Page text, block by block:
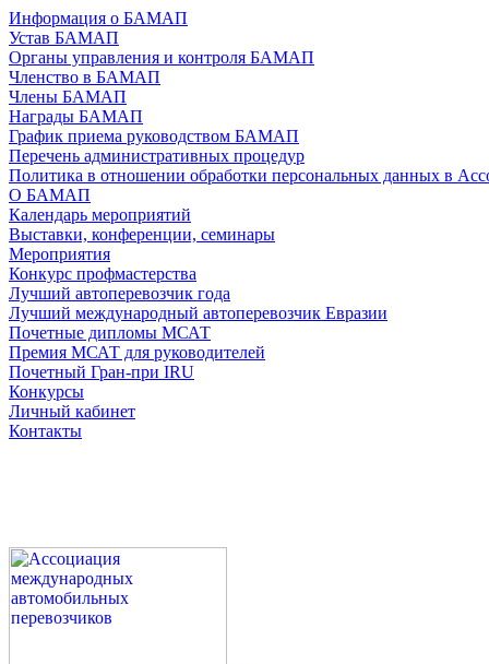
Информация о БАМАП
Устав БАМАП
Органы управления и контроля БАМАП
Членство в БАМАП
Члены БАМАП
Награды БАМАП
График приема руководством БАМАП
Перечень административных процедур
Политика в отношении обработки персональных данных в
О БАМАП
Календарь мероприятий
Выставки, конференции, семинары
Мероприятия
Конкурс профмастерства
Лучший автоперевозчик года
Лучший международный автоперевозчик Евразии
Почетные дипломы МСАТ
Премия МСАТ для руководителей
Почетный Гран-при IRU
Конкурсы
Личный кабинет
Контакты